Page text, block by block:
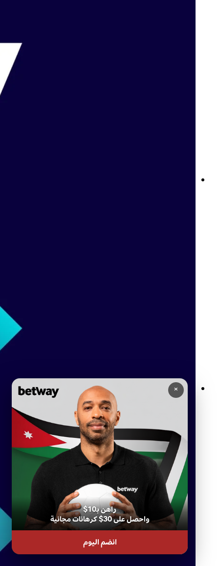
قواعد المراهنات المباشرة في Betway: كل ما تحتاج إلى معرفته
×
راهن بـ10$
واحصل على 30$ كرهانات مجانية
انضم اليوم